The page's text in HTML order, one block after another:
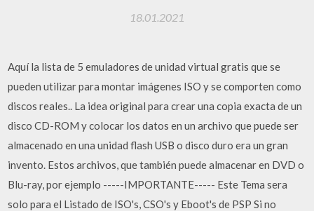
18.01.2021
Aquí la lista de 5 emuladores de unidad virtual gratis que se
pueden utilizar para montar imágenes ISO y se comporten como
discos reales.. La idea original para crear una copia exacta de un
disco CD-ROM y colocar los datos en un archivo que puede ser
almacenado en una unidad flash USB o disco duro era un gran
invento. Estos archivos, que también puede almacenar en DVD o
Blu-ray, por ejemplo -----IMPORTANTE----- Este Tema sera
solo para el Listado de ISO's, CSO's y Eboot's de PSP Si no